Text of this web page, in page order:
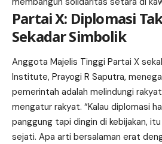
Partai X: Diplomasi
Sekadar Simbolik
Anggota Majelis Tinggi Partai X
Institute, Prayogi R Saputra,
pemerintah adalah melindungi
mengatur rakyat. “Kalau diplomasi
panggung tapi dingin di kebijakan,
sejati. Apa arti bersalaman erat